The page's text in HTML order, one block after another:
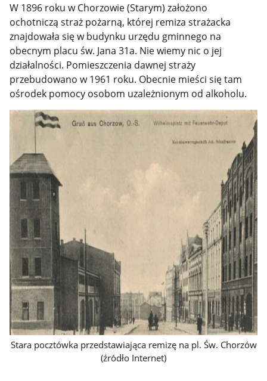
W 1896 roku w Chorzowie (Starym) założono
ochotniczą straż pożarną, której remiza strażacka
znajdowała się w budynku urzędu gminnego na
obecnym placu św. Jana 31a. Nie wiemy nic o jej
działalności. Pomieszczenia dawnej straży
przebudowano w 1961 roku. Obecnie mieści się tam
ośrodek pomocy osobom uzależnionym od alkoholu.
Stara pocztówka przedstawiająca remizę na pl. Św. Chorzów
(źródło Internet)